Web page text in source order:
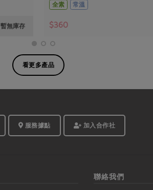
暫無庫存
全素
常溫
$360
看更多產品
服務據點 加入合作社
聯絡我們